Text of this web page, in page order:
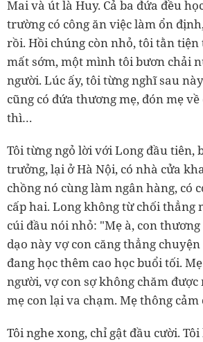
Mai và út là Huy. Cả ba đứa đều
trường có công ăn việc làm ổn
rồi. Hồi chúng còn nhỏ, tôi tằn tiện
mất sớm, một mình tôi bươn chải
người. Lúc ấy, tôi từng nghĩ sau
cũng có đứa thương mẹ, đón mẹ
thì…
Tôi từng ngỏ lời với Long đầu tiên,
trưởng, lại ở Hà Nội, có nhà cửa
chồng nó cùng làm ngân hàng, có
cấp hai. Long không từ chối thẳng
cúi đầu nói nhỏ: "Mẹ à, con
dạo này vợ con căng thẳng
đang học thêm cao học buổi tối.
người, vợ con sợ không chăm được
mẹ con lại va chạm. Mẹ thông cảm
Tôi nghe xong, chỉ gật đầu cười.